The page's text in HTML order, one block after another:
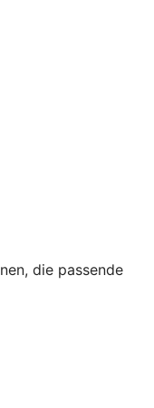
die passende